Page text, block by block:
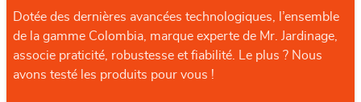
Dotée des dernières avancées technologiques, l’ensemble
de la gamme Colombia, marque experte de Mr. Jardinage,
associe praticité, robustesse et fiabilité. Le plus ? Nous
avons testé les produits pour vous !